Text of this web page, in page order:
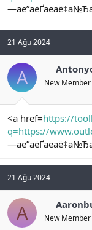
n
i
21 Ağu 2024
A New Member
<a href=https://
q=https://
21 Ağu 2024
A New Member